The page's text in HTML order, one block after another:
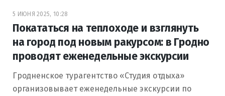
5 ИЮНЯ 2025, 10:28
Покататься на теплоходе и взглянуть
на город под новым ракурсом: в Гродно
проводят еженедельные экскурсии
Гродненское турагентство «Студия отдыха»
организовывает еженедельные экскурсии по